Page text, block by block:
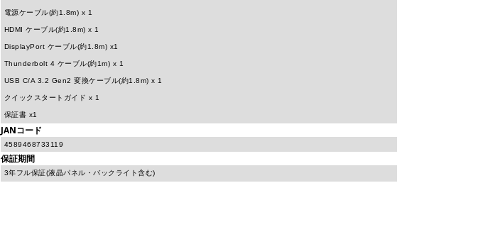
電源ケーブル(約1.8m) x 1
HDMI ケーブル(約1.8m) x 1
DisplayPort ケーブル(約1.8m) x1
Thunderbolt 4 ケーブル(約1m) x 1
USB C/A 3.2 Gen2 変換ケーブル(約1.8m) x 1
クイックスタートガイド x 1
保証書 x1
JANコード
4589468733119
保証期間
3年フル保証(液晶パネル・バックライト含む)